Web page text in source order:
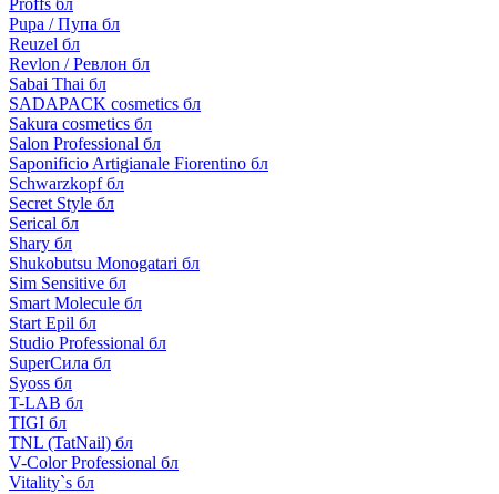
Proffs бл
Pupa / Пупа бл
Reuzel бл
Revlon / Ревлон бл
Sabai Thai бл
SADAPACK cosmetics бл
Sakura cosmetics бл
Salon Professional бл
Saponificio Artigianale Fiorentino бл
Schwarzkopf бл
Secret Style бл
Serical бл
Shary бл
Shukobutsu Monogatari бл
Sim Sensitive бл
Smart Molecule бл
Start Epil бл
Studio Professional бл
SuperСила бл
Syoss бл
T-LAB бл
TIGI бл
TNL (TatNail) бл
V-Color Professional бл
Vitality`s бл